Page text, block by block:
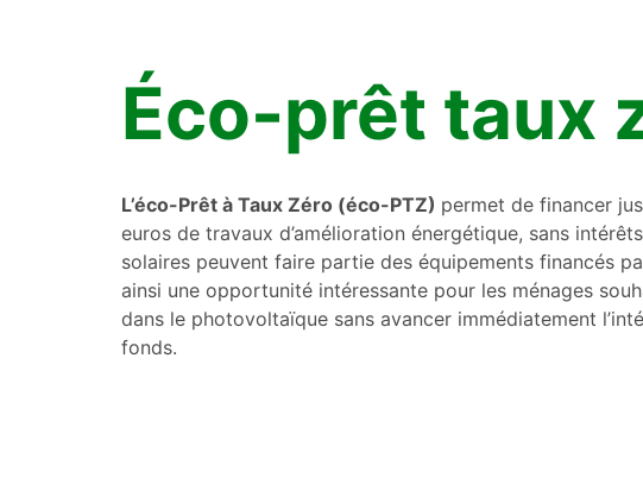
Éco-prêt taux
L’éco-Prêt à Taux Zéro (éco-PTZ) permet de financer
euros de travaux d’amélioration énergétique, sans
solaires peuvent faire partie des équipements financés
ainsi une opportunité intéressante pour les ménages
dans le photovoltaïque sans avancer immédiatement
fonds.